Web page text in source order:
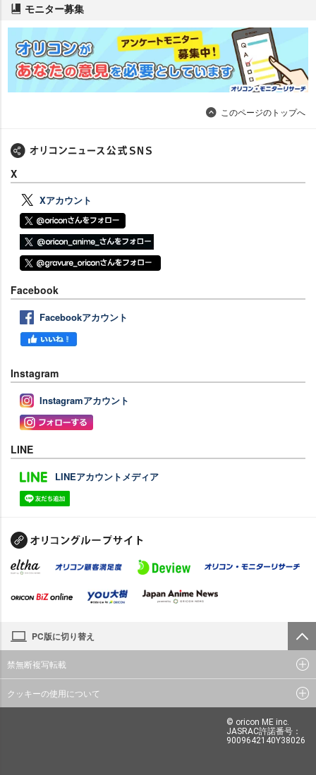
モニター募集
このページのトップへ
X
Xアカウント
Facebook
Facebookアカウント
Instagram
Instagramアカウント
LINE
LINEアカウントメディア
PC版に切り替え
禁無断複写転載
クッキーの使用について
© oricon ME inc.
JASRAC許諾番号：
9009642140Y38026